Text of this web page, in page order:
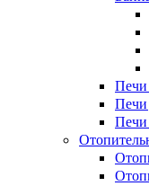
Печи
Печи
Печи